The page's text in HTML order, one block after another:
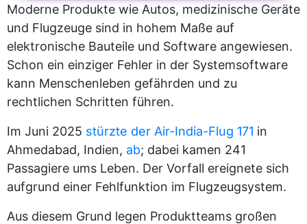
Moderne Produkte wie Autos, medizinische Geräte
und Flugzeuge sind in hohem Maße auf
elektronische Bauteile und Software angewiesen.
Schon ein einziger Fehler in der Systemsoftware
kann Menschenleben gefährden und zu
rechtlichen Schritten führen.
Im Juni 2025 stürzte der Air-India-Flug 171 in
Ahmedabad, Indien, ab; dabei kamen 241
Passagiere ums Leben. Der Vorfall ereignete sich
aufgrund einer Fehlfunktion im Flugzeugsystem.
Aus diesem Grund legen Produktteams großen